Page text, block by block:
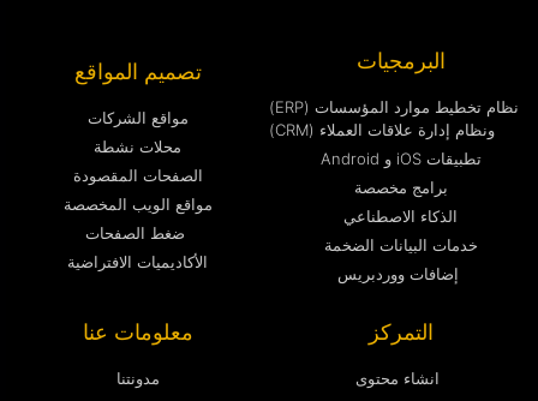
البرمجيات
نظام تخطيط موارد المؤسسات (ERP)
ونظام إدارة علاقات العملاء (CRM)
تطبيقات iOS و Android
برامج مخصصة
الذكاء الاصطناعي
خدمات البيانات الضخمة
إضافات ووردبريس
تصميم المواقع
مواقع الشركات
محلات نشطة
الصفحات المقصودة
مواقع الويب المخصصة
ضغط الصفحات
الأكاديميات الافتراضية
التمركز
انشاء محتوى
معلومات عنا
مدونتنا